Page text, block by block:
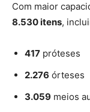
Com maior
8.530 itens,
417 próteses
2.276 órteses
3.059 meios